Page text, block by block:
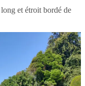
et étroit bordé de